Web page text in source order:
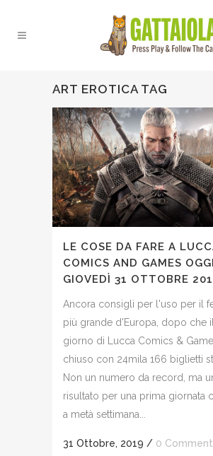
ART EROTICA TAG
LE COSE DA FARE A
COMICS AND GAMES
GIOVEDÌ 31 OTTOBRE
Ancora consigli per l'uso per il
più grande d'Europa, dopo che
giorno di Lucca Comics &
chiuso con 24mila 166 biglietti
Non un numero da record, ma
risultato per una prima giornata
a metà settimana...
31 Ottobre, 2019 / 0